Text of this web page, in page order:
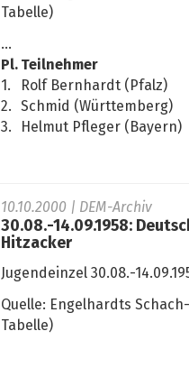
Tabelle)
...
Pl. Teilnehmer
1.
Rolf Bernhardt (Pfalz)
2.
Schmid (Württemberg)
3.
Helmut Pfleger (Bayern)
10.10.2000 | DEM-Archiv
30.08.-14.09.1958:
Hitzacker
Jugendeinzel 30.08.-
Quelle: Engelhardts
Tabelle)